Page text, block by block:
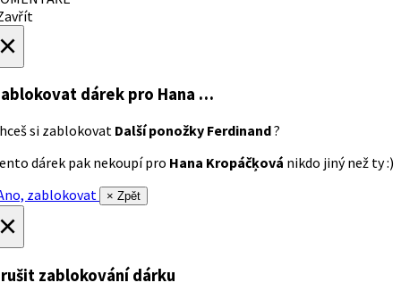
dárek pro Hana …
si zablokovat Další ponožky Ferdinand?
dárek pak nekoupí pro Hana Kropáčķová nikdo jiný než ty :)
zablokovat
× Zpět
zablokování dárku